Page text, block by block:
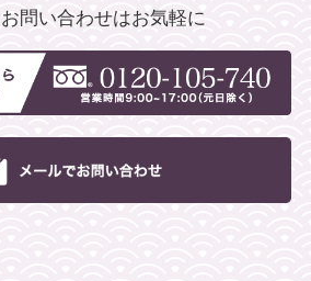
問い合わせはお気軽に